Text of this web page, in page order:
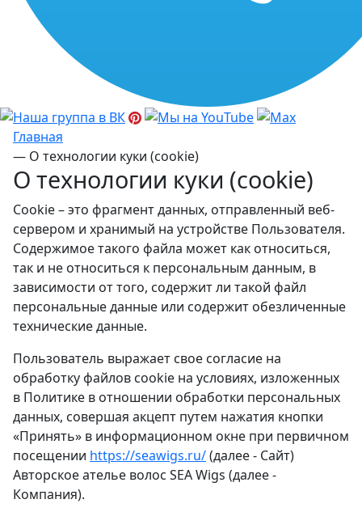
Главная
— О технологии куки (cookie)
О технологии куки (cookie)
Cookie – это фрагмент данных, отправленный веб-
сервером и хранимый на устройстве Пользователя.
Содержимое такого файла может как относиться,
так и не относиться к персональным данным, в
зависимости от того, содержит ли такой файл
персональные данные или содержит обезличенные
технические данные.
Пользователь выражает свое согласие на
обработку файлов cookie на условиях, изложенных
в Политике в отношении обработки персональных
данных, совершая акцепт путем нажатия кнопки
«Принять» в информационном окне при первичном
посещении https://seawigs.ru/(далее - Сайт)
Авторское ателье волос SEA Wigs (далее -
Компания).